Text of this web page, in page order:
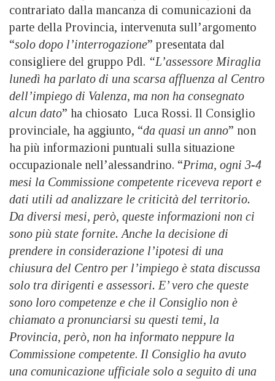
contrariato dalla mancanza di comunicazioni da
parte della Provincia, intervenuta sull’argomento
“solo dopo l’interrogazione” presentata dal
consigliere del gruppo Pdl. “L’assessore Miraglia
lunedì ha parlato di una scarsa affluenza al Centro
dell’impiego di Valenza, ma non ha consegnato
alcun dato” ha chiosato Luca Rossi. Il Consiglio
provinciale, ha aggiunto, “da quasi un anno” non
ha più informazioni puntuali sulla situazione
occupazionale nell’alessandrino. “Prima, ogni 3-4
mesi la Commissione competente riceveva report e
dati utili ad analizzare le criticità del territorio.
Da diversi mesi, però, queste informazioni non ci
sono più state fornite. Anche la decisione di
prendere in considerazione l’ipotesi di una
chiusura del Centro per l’impiego è stata discussa
solo tra dirigenti e assessori. E’ vero che queste
sono loro competenze e che il Consiglio non è
chiamato a pronunciarsi su questi temi, la
Provincia, però, non ha informato neppure la
Commissione competente. Il Consiglio ha avuto
una comunicazione ufficiale solo a seguito di una